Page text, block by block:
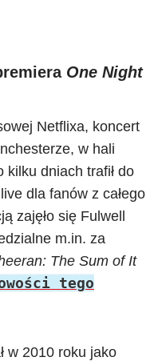
One Night
Netflixa, koncert
w hali
dniach trafił do
dla fanów z całego
zajęło się Fulwell
m.in. za
The Sum of It
tego
w 2010 roku jako